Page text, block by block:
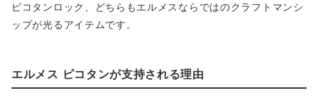
ピコタンロック、どちらもエルメスならではのクラフトマンシ
ップが光るアイテムです。
エルメス ピコタンが支持される理由